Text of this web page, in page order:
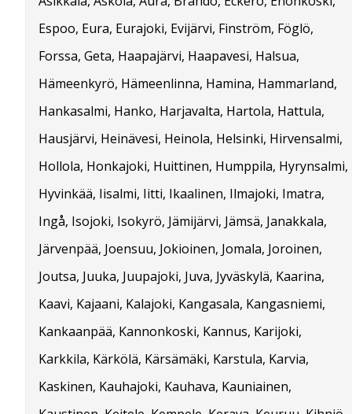
Espoo, Eura, Eurajoki, Evijärvi, Finström, Föglö,
Forssa, Geta, Haapajärvi, Haapavesi, Halsua,
Hämeenkyrö, Hämeenlinna, Hamina, Hammarland,
Hankasalmi, Hanko, Harjavalta, Hartola, Hattula,
Hausjärvi, Heinävesi, Heinola, Helsinki, Hirvensalmi,
Hollola, Honkajoki, Huittinen, Humppila, Hyrynsalmi,
Hyvinkää, Iisalmi, Iitti, Ikaalinen, Ilmajoki, Imatra,
Ingå, Isojoki, Isokyrö, Jämijärvi, Jämsä, Janakkala,
Järvenpää, Joensuu, Jokioinen, Jomala, Joroinen,
Joutsa, Juuka, Juupajoki, Juva, Jyväskylä, Kaarina,
Kaavi, Kajaani, Kalajoki, Kangasala, Kangasniemi,
Kankaanpää, Kannonkoski, Kannus, Karijoki,
Karkkila, Kärkölä, Kärsämäki, Karstula, Karvia,
Kaskinen, Kauhajoki, Kauhava, Kauniainen,